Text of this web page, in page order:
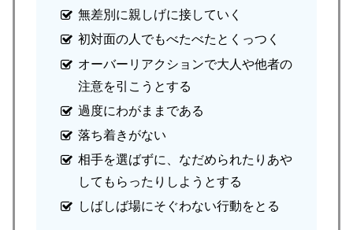
無差別に親しげに接していく
初対面の人でもべたべたとくっつく
オーバーリアクションで大人や他者の
注意を引こうとする
過度にわがままである
落ち着きがない
相手を選ばずに、なだめられたりあや
してもらったりしようとする
しばしば場にそぐわない行動をとる